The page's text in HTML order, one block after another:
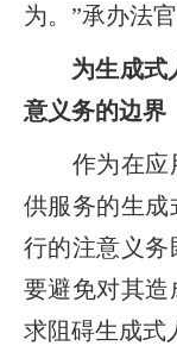
为。”承办法
为生成式
意义务的边界
作为在应用
供服务的生成
行的注意义务
要避免对其造
求阻碍生成式